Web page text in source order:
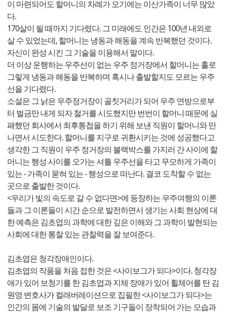
이 마련되어도 할머니의 차례가 오기에는 이산가족이 너무 많았
다.
170살이 될 때까지 기다렸다. 그 미래에도 인간은 100년 내외로
살 수 있었는데, 할머니는 냉동과 해동을 계속 반복했던 것이다.
자신이 완성 시킨 그 기술을 이용해서 말이다.
더 이상 운행하는 우주선이 없는 우주 정거장에서 할머니는 홀로
그렇게 냉동과 해동을 반복하며 혹시나 출발할지도 모르는 우주
선을 기다렸다.
소설은 그 낡은 우주정거장이 골칫거리가 되어 우주 연방으로부
터 벌금만 내게 되자 철거를 시도했지만 번번이 할머니 때문에 실
패했던 회사에서 최후통첩을 하기 위해 보낸 직원이 할머니와 만
나면서 시도한다. 할머니를 지구로 귀환시키는 것에 성공했다고
생각한 그 직원이 우주 정거장의 블랙박스를 가지러 간 사이에 할
머니는 행성 사이를 오가는 셔틀 우주선을 타고 무모하게 가족이
있는 - 가족이 묻혀 있는 - 행성으로 떠난다. 결코 도착할 수 없는
곳으로 출발한 것이다.
<우리가 빛의 속도로 갈 수 없다면>에 등장하는 우주여행의 이론
들과 그 이론들이 시간 순으로 발전하면서 생기는 사회 현상에 대
한 예측은 김초엽의 과학에 대한 깊은 이해와 그 과학이 발현되는
사회에 대한 통찰 있는 관찰력을 잘 보여준다.
김초엽은 청각장애인이다.
김초엽의 작품을 처음 접한 것은 <사이보그가 되다>이다. 청각장
애가 있어 보청기를 한 김초엽과 지체 장애가 있어 휠체어를 탄 김
원영 변호사가 컬래버레이션으로 집필한 <사이보그가 되다>는
인간의 몸에 기술의 발달로 보조 기구들이 장착되어 가는 모습과